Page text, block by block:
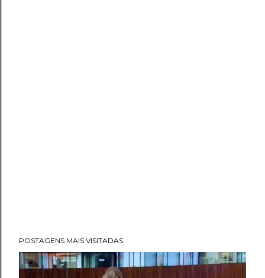
POSTAGENS MAIS VISITADAS